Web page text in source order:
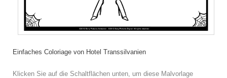
Einfaches Coloriage von Hotel Transsilvanien
Klicken Sie auf die Schaltflächen unten, um diese Malvorlage